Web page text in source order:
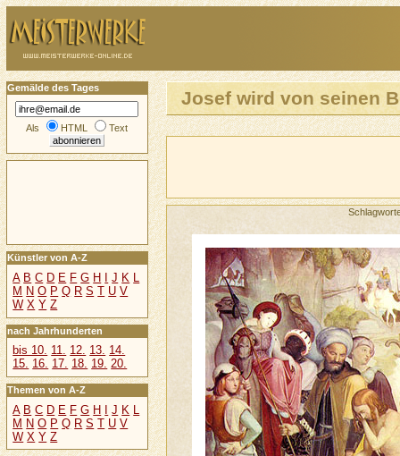
Josef wird von seinen
Gemälde des Tages
Als HTML Text
Künstler von A-Z
A B C D E F G H J K L
M N O P Q R S T U V
W X Y Z
nach Jahrhunderten
bis 10. 11. 12. 13. 14.
15. 16. 17. 18. 19. 20.
Themen von A-Z
A B C D E F G H I J K L
M N O P Q R S T U V
W X Y Z